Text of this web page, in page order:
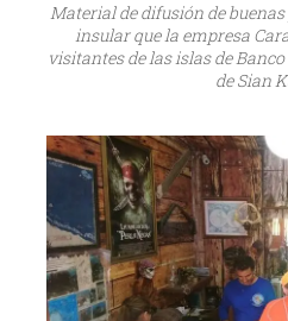
Material de difusión de
insular que la empresa
visitantes de las islas de
de Sian